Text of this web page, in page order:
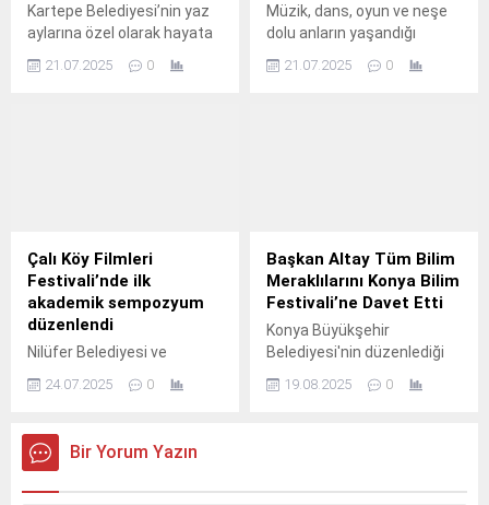
Kartepe Belediyesi’nin yaz
aylarına özel olarak hayata
etkinlikleri, ilçe sakinlerine
21.07.2025 0
Müzik, dans, oyun ve neşe
dolu anların yaşandığı
Etkinliği” programı, bu kez
21.07.2025 0
Çalı Köy Filmleri
Festivali’nde ilk
akademik sempozyum
düzenlendi
Nilüfer Belediyesi ve
düzenlenen 9.
24.07.2025 0
Başkan Altay Tüm Bilim
Meraklılarını Konya Bilim
Festivali’ne Davet Etti
Konya Büyükşehir
Belediyesi'nin düzenlediği
festivali olan Konya Bilim
19.08.2025 0
Bir Yorum Yazın